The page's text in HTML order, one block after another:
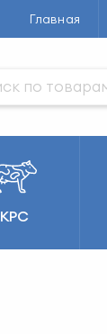
Главная
КРС